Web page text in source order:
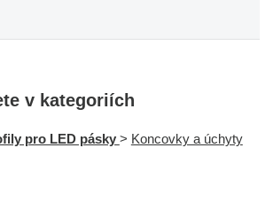
v kategoriích
pro LED pásky > Koncovky a úchyty